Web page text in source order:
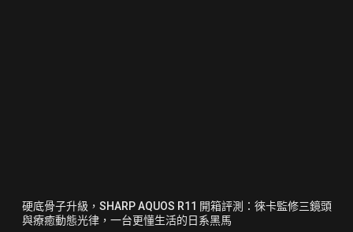
硬底骨子升級，SHARP AQUOS R11 開箱評測：徠卡監修三鏡頭
與療癒動態光律，一台更懂生活的日系黑馬